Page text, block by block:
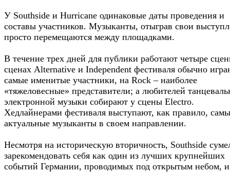
У Southside и Hurricane одинаковые даты проведения и
составы участников. Музыканты, отыграв свои
просто перемещаются между площадками.
В течение трех дней для публики работают четыре
сценах Alternative и Independent фестиваля обычно
самые именитые участники, на Rock – наиболее
«тяжеловесные» представители; а любителей
электронной музыки собирают у сцены Electro.
Хедлайнерами фестиваля выступают, как правило,
актуальные музыканты в своем направлении.
Несмотря на историческую вторичность, Southside
зарекомендовать себя как один из лучших крупнейших
событий Германии, проводимых под открытым небом,